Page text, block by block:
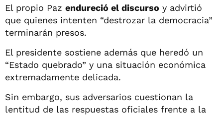
El propio Paz endureció el discurso y advirtió
que quienes intenten “destrozar la democracia”
terminarán presos.
El presidente sostiene además que heredó un
“Estado quebrado” y una situación económica
extremadamente delicada.
Sin embargo, sus adversarios cuestionan la
lentitud de las respuestas oficiales frente a la